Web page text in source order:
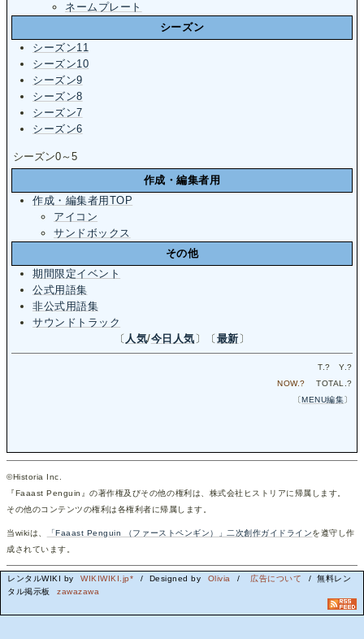
ネームプレート
シーズン
シーズン11
シーズン10
シーズン9
シーズン8
シーズン7
シーズン6
シーズン0～5
作成・編集者用
作成・編集者用TOP
アイコン
サンドボックス
その他
期間限定イベント
公式用語集
非公式用語集
サウンドトラック
〔 人気/今日人気 〕〔 最新 〕
T.? Y.?
NOW.? TOTAL.?
〔MENU編集〕
©Historia Inc.
『Faaast Penguin』の著作権及びその他の権利は、株式会社ヒストリアに帰属します。
その他のコンテンツの権利は各権利者に帰属します。
当wikiは、 「Faaast Penguin （ファーストペンギン）」二次創作ガイドラインを遵守し作
成されています。
レンタルWIKI by WIKIWIKI.jp* / Designed by Olivia / 広告について
/ 無料レン
タル掲示板
zawazawa